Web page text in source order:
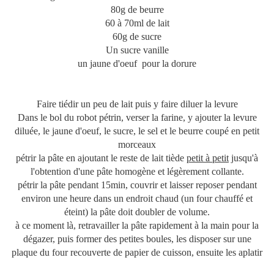
80g de beurre
60 à 70ml de lait
60g de sucre
Un sucre vanille
un jaune d'oeuf pour la dorure
Faire tiédir un peu de lait puis y faire diluer la levure
Dans le bol du robot pétrin, verser la farine, y ajouter la levure
diluée, le jaune d'oeuf, le sucre, le sel et le beurre coupé en petit
morceaux
pétrir la pâte en ajoutant le reste de lait tiède petit à petit jusqu'à
l'obtention d'une pâte homogène et légèrement collante.
pétrir la pâte pendant 15min, couvrir et laisser reposer pendant
environ une heure dans un endroit chaud (un four chauffé et
éteint) la pâte doit doubler de volume.
à ce moment là, retravailler la pâte rapidement à la main pour la
dégazer, puis former des petites boules, les disposer sur une
plaque du four recouverte de papier de cuisson, ensuite les aplatir